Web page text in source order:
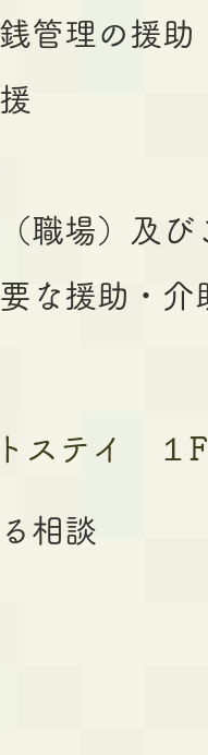
管理の援助
職場）及び
な援助・介
ステイ １F
相談